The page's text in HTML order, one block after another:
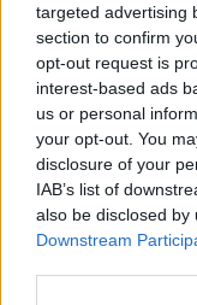
targeted advertising
section to confirm
opt-out request is
interest-based ads
us or personal
your opt-out. You
disclosure of your
IAB’s list of
also be disclosed
Downstream
R
O
A
L
O
A
G
R
O
A
R
O
G
O L
A
L G
O
R A